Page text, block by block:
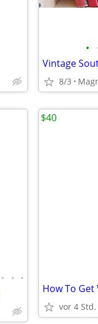
•
Vintage
8/3
• • •
How To
vor 4 Std.
$40